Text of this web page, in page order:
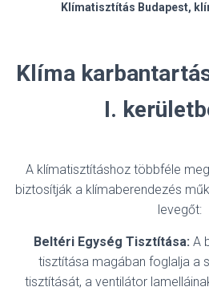
Klímatisztítás Budapest,
Klíma
I.
A klímatisztításhoz többféle
biztosítják a klímaberendezés
levegőt:
Beltéri Egység Tisztítása: A
tisztítása magában foglalja a
tisztítását, a ventilátor